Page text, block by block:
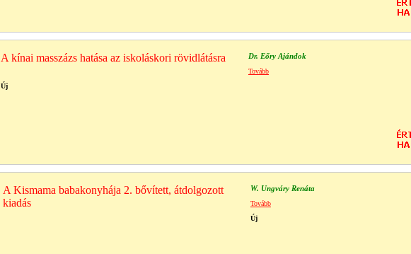
A kínai masszázs hatása az iskoláskori rövidlátásra Dr. Eőry Ajándok
Tovább
Új
A Kismama babakonyhája 2. bővített, átdolgozott
kiadás
W. Ungváry Renáta
Tovább
Új